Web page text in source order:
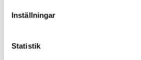
Inställningar
Statistik